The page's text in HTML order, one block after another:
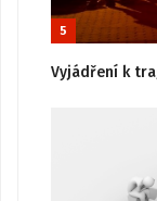
5
Vyjádření k